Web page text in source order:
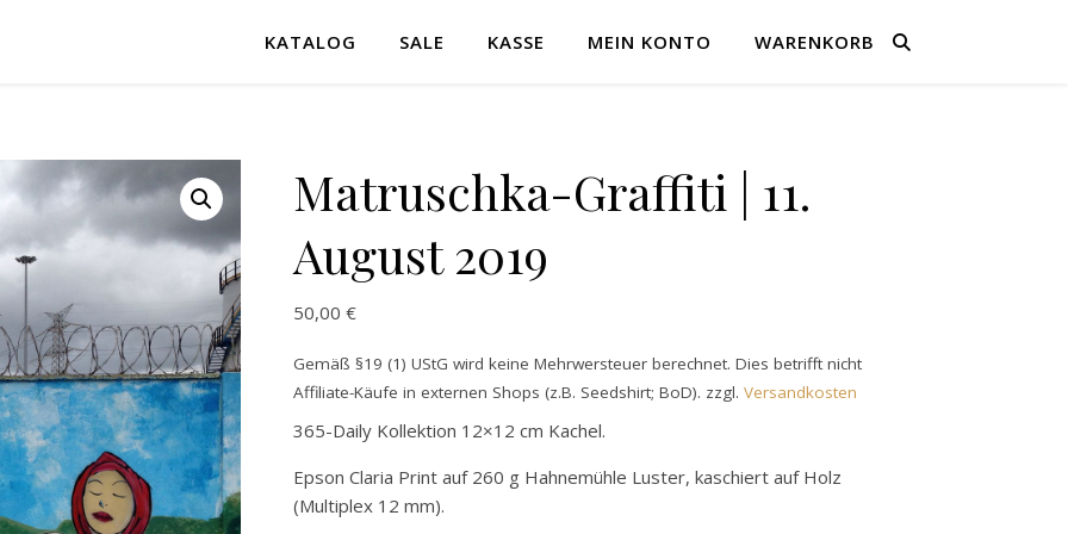
KATALOG SALE KASSE MEIN KONTO WARENKORB
Matruschka-Graffiti | 11.
August 2019
50,00 €
Gemäß §19 (1) UStG wird keine Mehrwersteuer berechnet. Dies betrifft nicht
Affiliate-Käufe in externen Shops (z.B. Seedshirt; BoD). zzgl. Versandkosten
365-Daily Kollektion 12×12 cm Kachel.
Epson Claria Print auf 260 g Hahnemühle Luster, kaschiert auf Holz
(Multiplex 12 mm).